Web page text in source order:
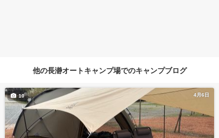
他の長瀞オートキャンプ場でのキャンプブログ
4月6日
10